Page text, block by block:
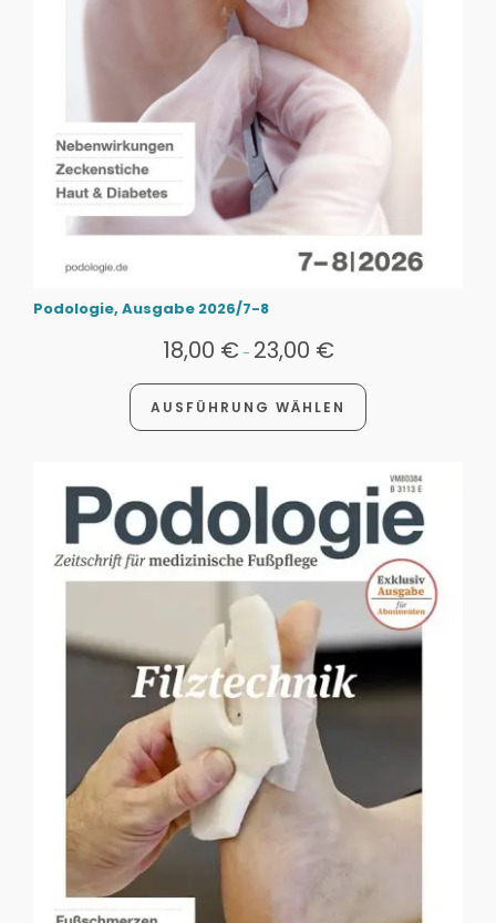
Podologie, Ausgabe 2026/7-8
18,00 €- 23,00 €
AUSFÜHRUNG WÄHLEN